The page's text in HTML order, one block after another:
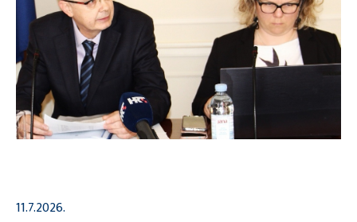
11.7.2026.